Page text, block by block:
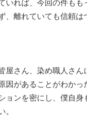
離れていても信頼は
さん、染め職人さん
があることがわかっ
ョンを密にし、僕自